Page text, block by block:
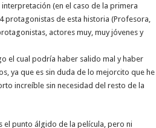
(en el caso de la primera
protagonistas de esta historia (Profesora,
actores muy, muy jóvenes y
el cual podría haber salido mal y haber
ya que es sin duda de lo mejorcito que he
increíble sin necesidad del resto de la
el punto álgido de la película, pero ni